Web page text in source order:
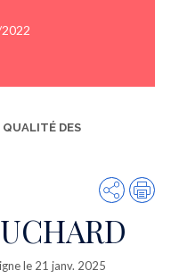
QUALITÉ DES
Partager
le 21 janv. 2025